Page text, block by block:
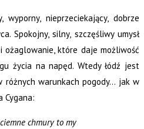
nieprzeciekający, dobrze
Spokojny, silny, szczęśliwy umysł
które daje możliwość
życia na napęd. Wtedy łódź jest
różnych warunkach pogody… jak w
Cygana:
ciemne chmury to my